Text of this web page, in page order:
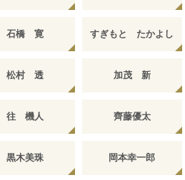
石橋 寛 すぎもと たかよし
松村 透 加茂 新
往 機人 齊藤優太
黒木美珠 岡本幸一郎